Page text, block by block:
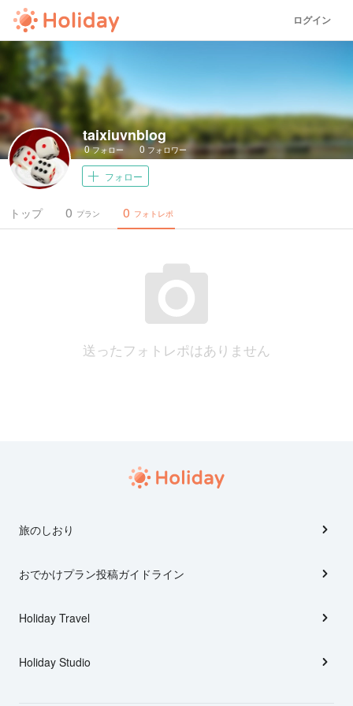
ログイン
taixiuvnblog
0フォロー 0 フォロワー
フォロー
トップ プラン
0 フォトレポ
0
送ったフォトレポはありません
旅のしおり
おでかけプラン投稿ガイドライン
Holiday Travel
Holiday Studio